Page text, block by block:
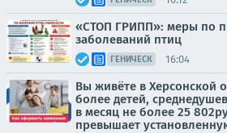
«СТОП ГРИПП»: меры по
заболеваний птиц
ГЕНИЧЕСК 16:04
Вы живёте в Херсонской
более детей,
в месяц не более 25
превышает